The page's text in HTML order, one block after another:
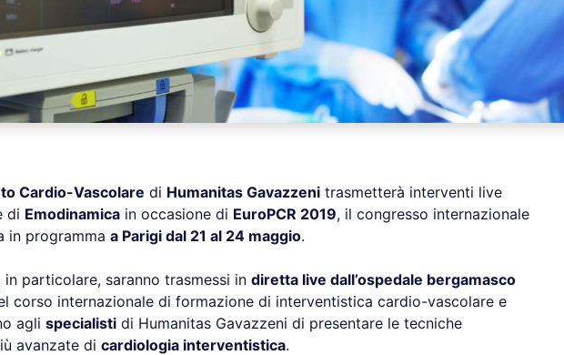
Cardio-Vascolare di Humanitas Gavazzeni trasmetterà interventi live
di Emodinamica in occasione di EuroPCR 2019, il congresso internazionale
in programma a Parigi dal 21 al 24 maggio.
in particolare, saranno trasmessi in diretta live dall’ospedale bergamasco
corso internazionale di formazione di interventistica cardio-vascolare e
agli specialisti di Humanitas Gavazzeni di presentare le tecniche
avanzate di cardiologia interventistica.